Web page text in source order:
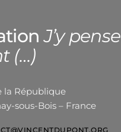
J’y pense
(…)
la République
sous-Bois – France